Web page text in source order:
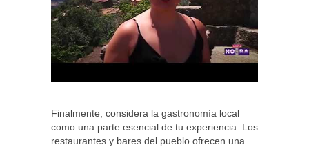
Finalmente, considera la gastronomía local
como una parte esencial de tu experiencia. Los
restaurantes y bares del pueblo ofrecen una